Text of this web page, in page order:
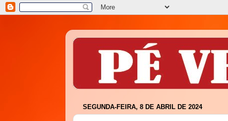
SEGUNDA-FEIRA, 8 DE ABRIL DE 2024